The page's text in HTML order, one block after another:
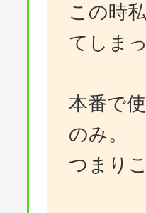
この時
てしま
本番で
のみ。
つまり